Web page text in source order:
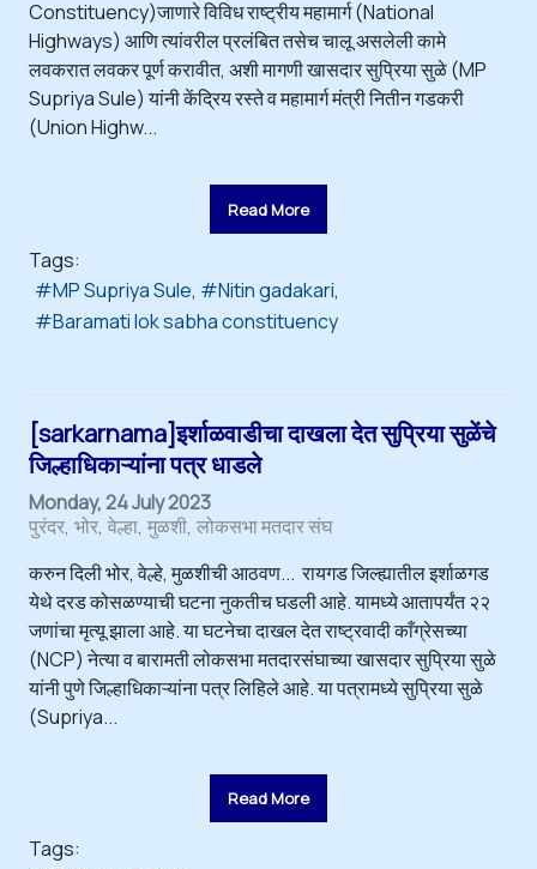
Constituency)जाणारे विविध राष्ट्रीय महामार्ग (National
Highways) आणि त्यांवरील प्रलंबित तसेच चालू असलेली कामे
लवकरात लवकर पूर्ण करावीत, अशी मागणी खासदार सुप्रिया सुळे (MP
Supriya Sule) यांनी केंद्रिय रस्ते व महामार्ग मंत्री नितीन गडकरी
(Union Highw...
Read More
Tags:
MP Supriya Sule
Nitin gadakari
Baramati lok sabha constituency
[sarkarnama]इर्शाळवाडीचा दाखला देत सुप्रिया सुळेंचे
जिल्हाधिकाऱ्यांना पत्र धाडले
Monday, 24 July 2023
पुरंदर भोर वेल्हा मुळशी लोकसभा मतदार संघ
करुन दिली भोर, वेल्हे, मुळशीची आठवण... रायगड जिल्ह्यातील इर्शाळगड
येथे दरड कोसळण्याची घटना नुकतीच घडली आहे. यामध्ये आतापर्यंत २२
जणांचा मृत्यू झाला आहे. या घटनेचा दाखल देत राष्ट्रवादी काँग्रेसच्या
(NCP) नेत्या व बारामती लोकसभा मतदारसंघाच्या खासदार सुप्रिया सुळे
यांनी पुणे जिल्हाधिकाऱ्यांना पत्र लिहिले आहे. या पत्रामध्ये सुप्रिया सुळे
(Supriya...
Read More
Tags: